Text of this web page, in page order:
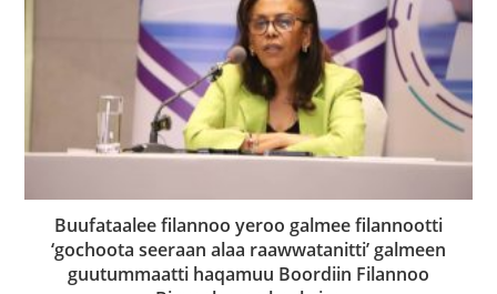
Buufataalee filannoo yeroo galmee filannootti
‘gochoota seeraan alaa raawwatanitti’ galmeen
guutummaatti haqamuu Boordiin Filannoo